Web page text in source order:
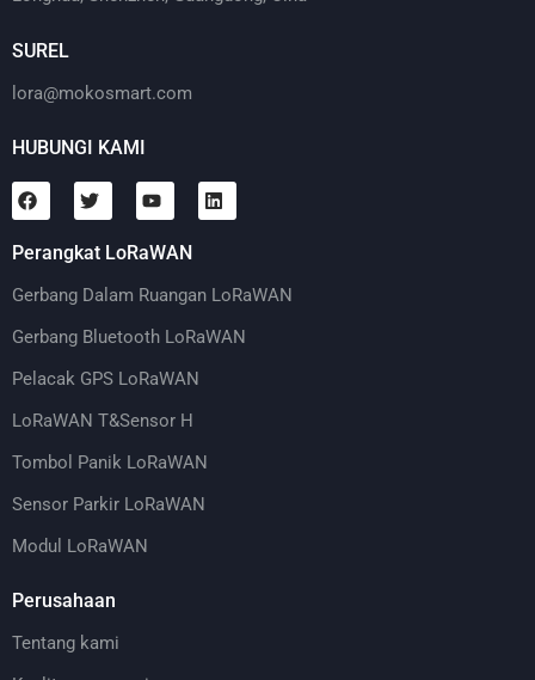
SUREL
lora@mokosmart.com
HUBUNGI KAMI
Perangkat LoRaWAN
Gerbang Dalam Ruangan LoRaWAN
Gerbang Bluetooth LoRaWAN
Pelacak GPS LoRaWAN
LoRaWAN T&Sensor H
Tombol Panik LoRaWAN
Sensor Parkir LoRaWAN
Modul LoRaWAN
Perusahaan
Tentang kami